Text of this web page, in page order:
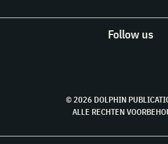
Follow us
© 2026 DOLPHIN
ALLE RECHTEN